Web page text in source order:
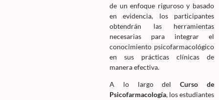
de un enfoque riguroso y basado
en evidencia, los participantes
obtendrán las herramientas
necesarias para integrar el
conocimiento psicofarmacológico
en sus prácticas clínicas de
manera efectiva.
A lo largo delCurso de
Psicofarmacología, los estudiantes